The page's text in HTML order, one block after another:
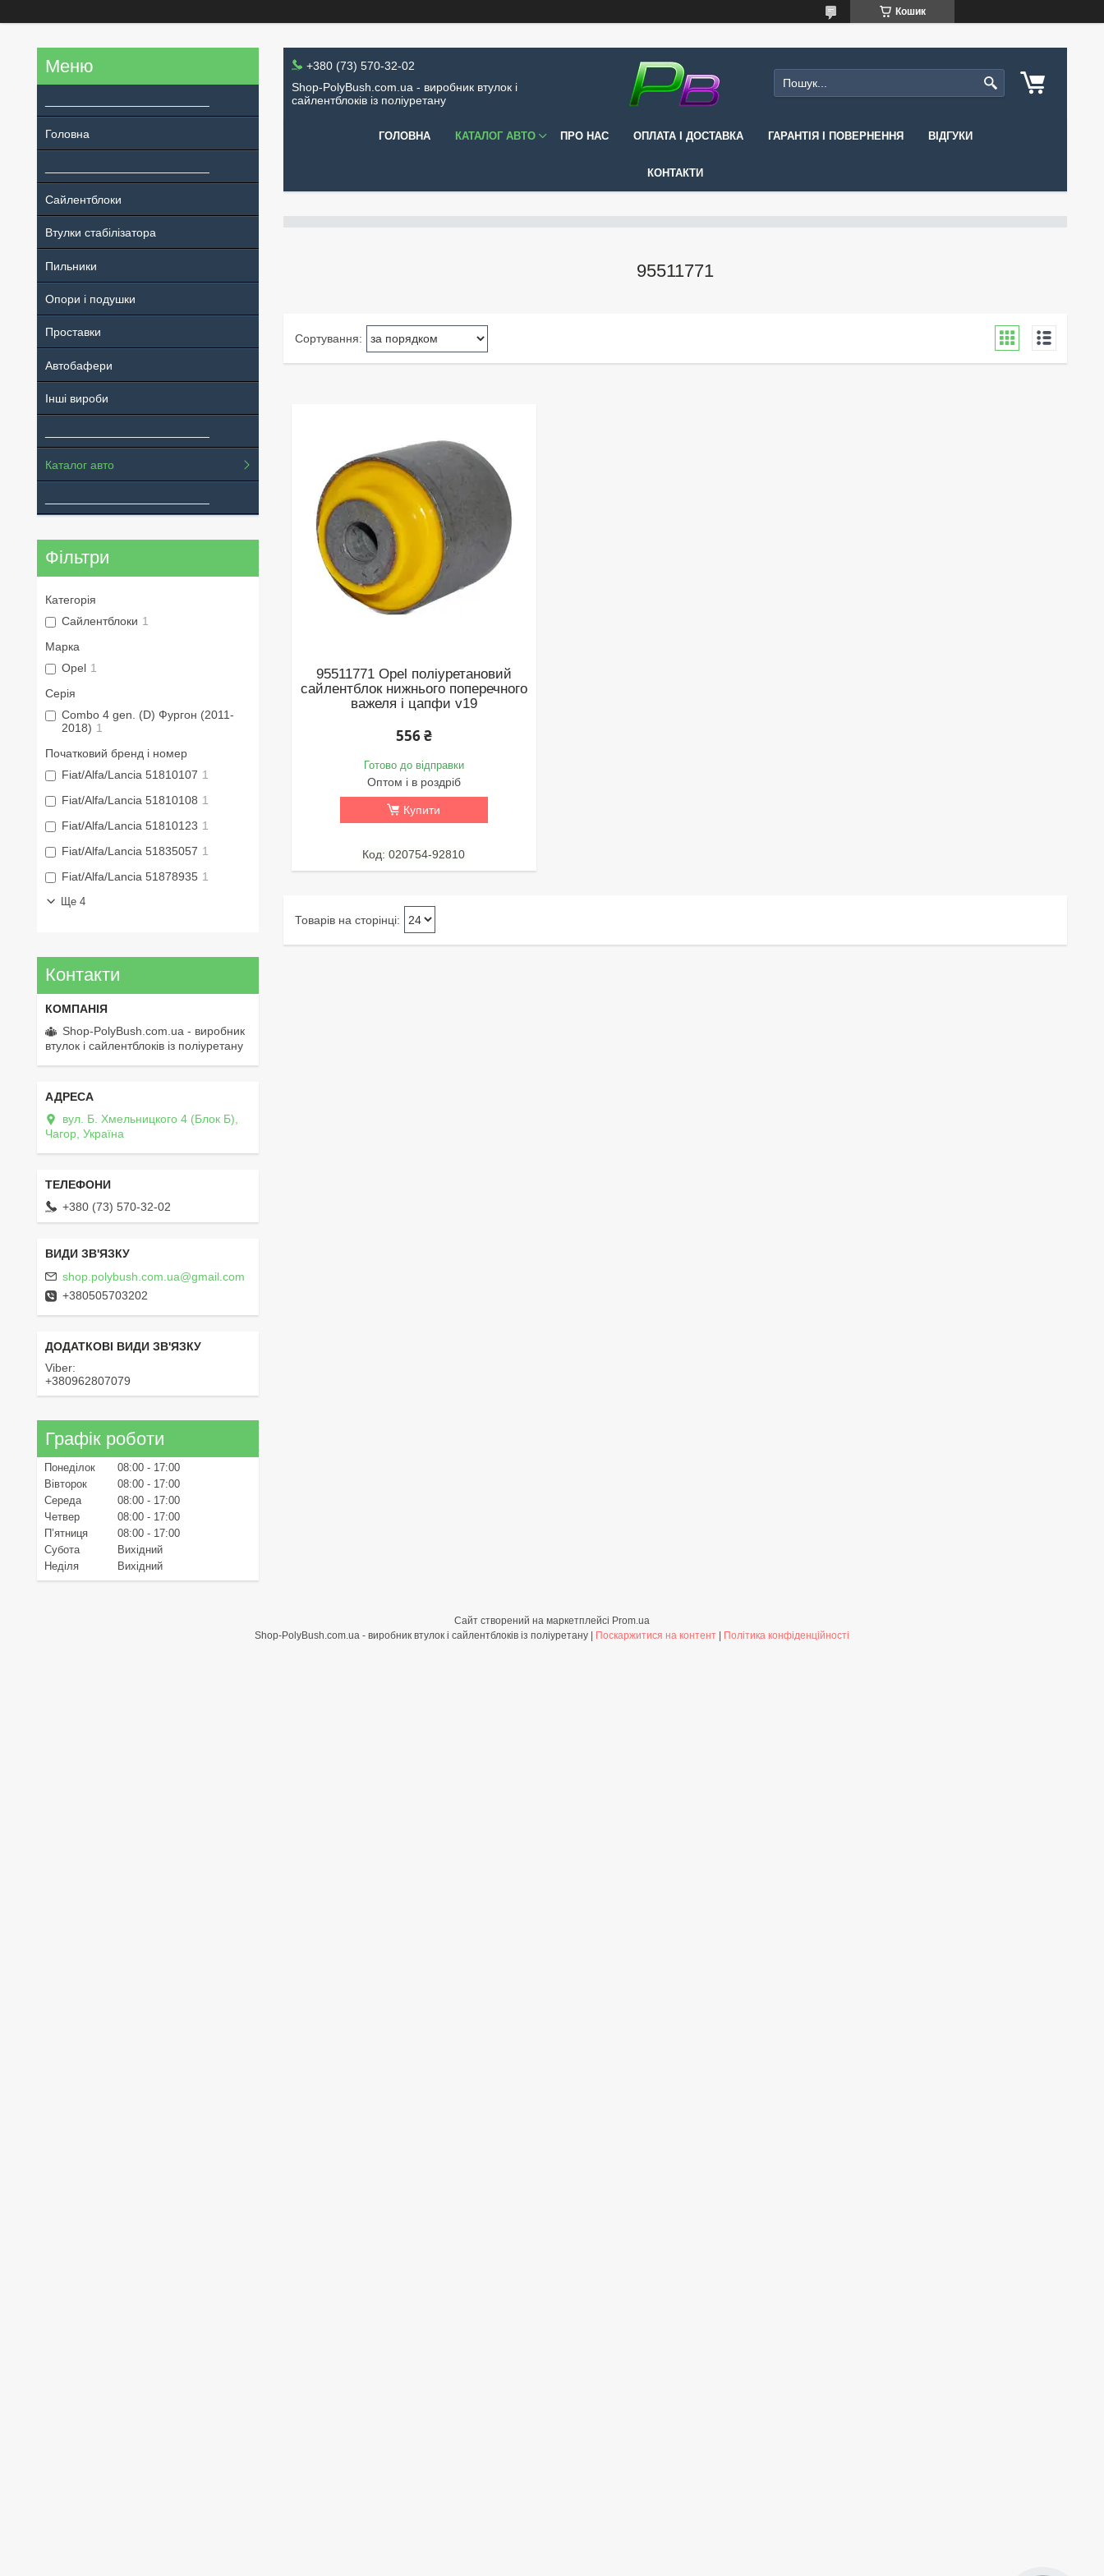
Кошик
+380 (73) 570-32-02
Shop-PolyBush.com.ua - виробник втулок і
сайлентблоків із поліуретану
ГОЛОВНА КАТАЛОГ АВТО ПРО НАС ОПЛАТА І ДОСТАВКА ГАРАНТІЯ І ПОВЕРНЕННЯ ВІДГУКИ
КОНТАКТИ
95511771
95511771 Opel поліуретановий
сайлентблок нижнього поперечного
важеля і цапфи v19
556 ₴
Готово до відправки
Оптом і в роздріб
Купити
020754-92810
Головна
Сайлентблоки
Втулки стабілізатора
Пильники
Опори і подушки
Проставки
Автобафери
Інші вироби
Каталог авто
Фільтри
Категорія
Сайлентблоки 1
Марка
Opel 1
Серія
Combo 4 gen. (D) Фургон (2011-
2018) 1
Початковий бренд і номер
Fiat/Alfa/Lancia 51810107 1
Fiat/Alfa/Lancia 51810108 1
Fiat/Alfa/Lancia 51810123 1
Fiat/Alfa/Lancia 51835057 1
Fiat/Alfa/Lancia 51878935 1
Ще 4
Контакти
Shop-PolyBush.com.ua - виробник
втулок і сайлентблоків із поліуретану
вул. Б. Хмельницкого 4 (Блок Б),
Чагор, Україна
+380 (73) 570-32-02
shop.polybush.com.ua@gmail.com
+380505703202
Viber
+380962807079
Графік роботи
Понеділок 08:00
17:00
Вівторок
08:00
17:00
Середа
08:00
17:00
Четвер
08:00
17:00
Пʼятниця
08:00
17:00
Субота
Вихідний
Неділя
Вихідний
Сайт створений на маркетплейсі Prom.ua
Поскаржитися на контент Політика конфіденційності